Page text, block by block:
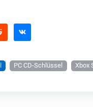
PC CD-Schlüssel Xbox